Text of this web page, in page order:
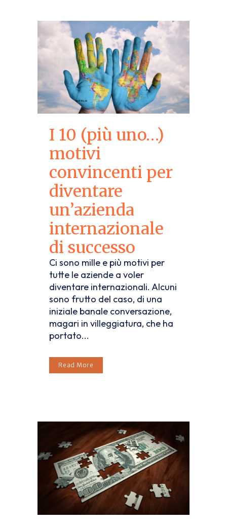
I 10 (più uno…)
motivi
convincenti per
diventare
un’azienda
internazionale
di successo
Ci sono mille e più motivi per
tutte le aziende a voler
diventare internazionali. Alcuni
sono frutto del caso, di una
iniziale banale conversazione,
magari in villeggiatura, che ha
portato...
Read More